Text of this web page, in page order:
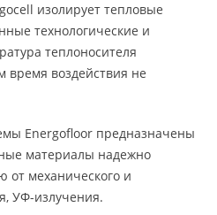
изолирует тепловые
технологические и
теплоносителя
время воздействия не
Energofloor предназначены
материалы надежно
механического и
УФ-излучения.